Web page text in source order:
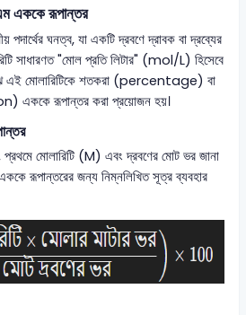
এককে রূপান্তর
ঘনত্ব, যা একটি দ্রবণে দ্রাবক বা দ্রব্যের
সাধারণত "মোল প্রতি লিটার" (mol/L) হিসেবে
এই মোলারিটিকে শতকরা (percentage) বা
এককে রূপান্তর করা প্রয়োজন হয়।
মোলারিটি (M) এবং দ্রবণের মোট ভর জানা
রূপান্তরের জন্য নিম্নলিখিত সূত্র ব্যবহার